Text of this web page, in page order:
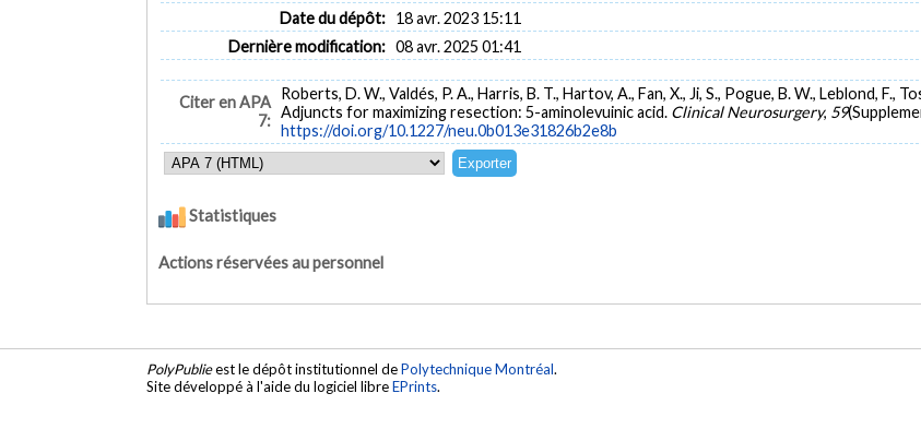
Date du dépôt: 18 avr. 2023 15:11
Dernière modification: 08 avr. 2025 01:41
Citer en APA
7:
Roberts, D. W., Valdés, P. A., Harris, B. T., Hartov, A., Fan, X., Ji, S., Pogue, B. W., Leblond, F.,
Adjuncts for maximizing resection: 5-aminolevuinic acid. Clinical Neurosurgery, 59
https://doi.org/10.1227/neu.0b013e31826b2e8b
Statistiques
Actions réservées au personnel
PolyPublieest le dépôt institutionnel dePolytechnique Montréal.
Site développé à l'aide du logiciel libreEPrints.